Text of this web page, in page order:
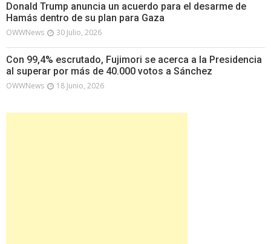
Donald Trump anuncia un acuerdo para el desarme de
Hamás dentro de su plan para Gaza
OWWNews 30 Julio, 2026
Con 99,4% escrutado, Fujimori se acerca a la Presidencia
al superar por más de 40.000 votos a Sánchez
OWWNews 18 Junio, 2026